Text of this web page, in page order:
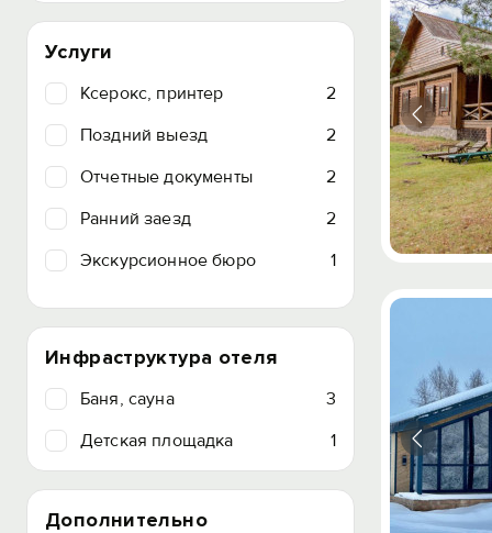
Услуги
Ксерокс, принтер
2
Поздний выезд
2
Отчетные документы
2
Ранний заезд
2
Экскурсионное бюро
1
Инфраструктура отеля
Баня, сауна
3
Детская площадка
1
Дополнительно